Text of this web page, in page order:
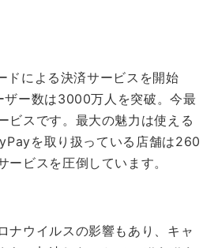
ドによる決済サービスを開始
ザー数は3000万人を突破。今最
ビスです。最大の魅力は使える
を取り扱っている店舗は260
ービスを圧倒しています。
ナウイルスの影響もあり、キャ